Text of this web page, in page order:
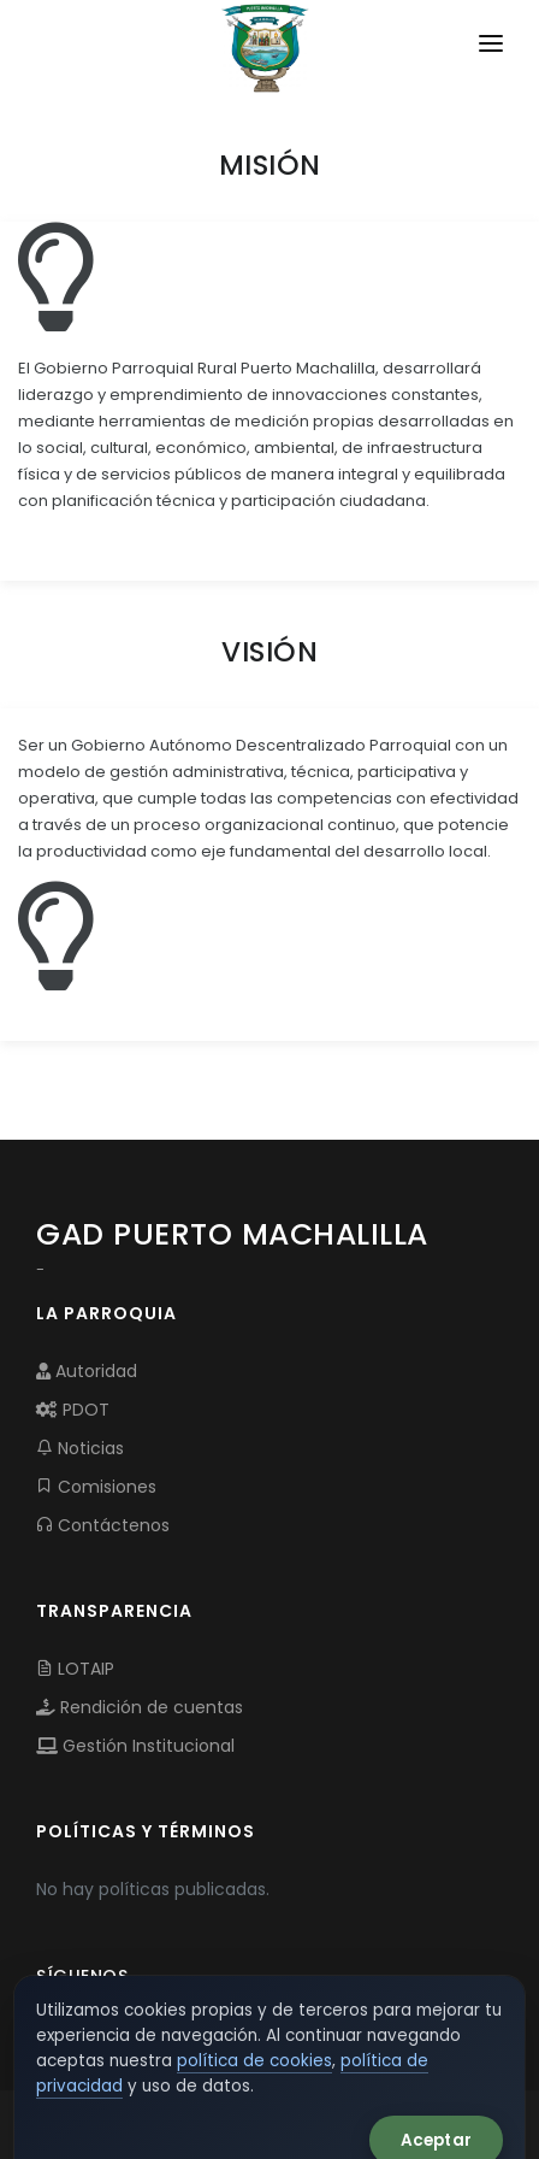
RESEÑA HISTÓRICA
Historia Antigua
Historia Cultura Machalilla (1)
Símbolos Cívicos
Historia Actual (1985-2025)
Historia Cultura Machalilla (2)
Datos Históricos
GAD
TRANSPARENCIA
GESTIÓN INSTITUCIONAL
Sesiones Ordinarias
Sesiones Extraordinarias
Plan de desarrollo y Ordenamiento Territorial -
Plan Operativo Anual - POA
Convenios Institucionales
PRESUPUESTO: EJECUCIÓN Y REPORTES
Cédulas presupuestarias y balances
Procesos de contratación
MECANISMOS DE PARTICIPACIÓN
CIUDADANÍA ACTIVA
Solicitud de acceso información pública
TURISMO
MISIÓN
El Gobierno Parroquial Rural Puerto Machalilla, desarrollará
liderazgo y emprendimiento de innovacciones constantes,
mediante herramientas de medición propias desarrolladas en
lo social, cultural, económico, ambiental, de infraestructura
física y de servicios públicos de manera integral y equilibrada
con planificación técnica y participación ciudadana.
VISIÓN
Ser un Gobierno Autónomo Descentralizado Parroquial con un
modelo de gestión administrativa, técnica, participativa y
operativa, que cumple todas las competencias con efectividad
a través de un proceso organizacional continuo, que potencie
la productividad como eje fundamental del desarrollo local.
GAD PUERTO MACHALILLA
-
LA PARROQUIA
Autoridad
PDOT
Noticias
Comisiones
Contáctenos
TRANSPARENCIA
LOTAIP
Rendición de cuentas
Gestión Institucional
POLÍTICAS Y TÉRMINOS
No hay políticas publicadas.
SÍGUENOS
© 2026 TSW - TecnoServiWeb. All Rights Reserved.
Utilizamos cookies propias y de terceros para mejorar tu
experiencia de navegación. Al continuar navegando
aceptas nuestra política de cookies, política de
privacidad y uso de datos.
Aceptar